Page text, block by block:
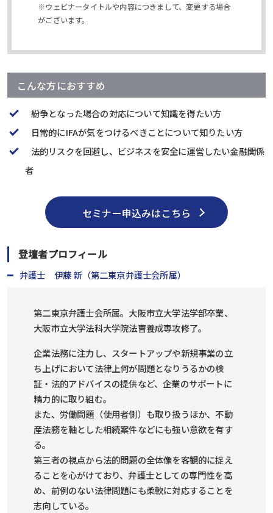
※ウェビナータイトルや内容につきまして、変更する場合
がございます。
こんな方におすすめ
紛争となった場合の対応について知識を得たい方
日常的にIFAが気をつけるべきことについて知りたい方
法的リスクを回避し、ビジネスを安全に運営したい金融関係
者
セミナー申込みはこちら
登壇者プロフィール
弁護士 伊藤 新（第二東京弁護士会所属）
第二東京弁護士会所属。大阪市立大学法学部卒業、
大阪市立大学法科大学院法曹養成専攻修了。
企業法務に注力し、スタートアップや新規事業の立
ち上げにおいて法律上何が問題となりうるかの検
証・法的アドバイスの提供など、企業のサポートに
精力的に取り組む。
また、労働問題（使用者側）も取り扱うほか、不動
産法務を軸とした相続案件などにも強い意欲を有す
る。
第三者の視点から法的問題の全体像を客観的に捉え
ることを心がけており、弁護士としての専門性を高
め、前例のない法律問題にも柔軟に対応することを
志向している。